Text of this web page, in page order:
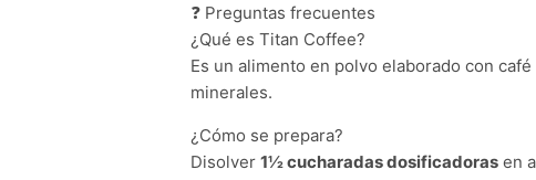
❓ Preguntas frecuentes
¿Qué es Titan Coffee?
Es un alimento en polvo elaborado con
minerales.
¿Cómo se prepara?
Disolver1½ cucharadas dosificadoras en